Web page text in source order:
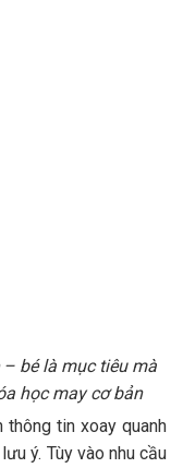
bé là mục tiêu mà
học may cơ bản
thông tin xoay quanh
ý. Tùy vào nhu cầu